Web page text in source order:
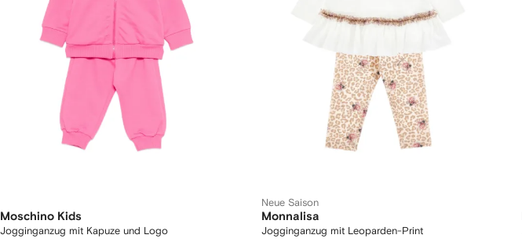
Moschino Kids
Jogginganzug mit Kapuze und Logo
Neue Saison
Monnalisa
Jogginganzug mit Leoparden-Print